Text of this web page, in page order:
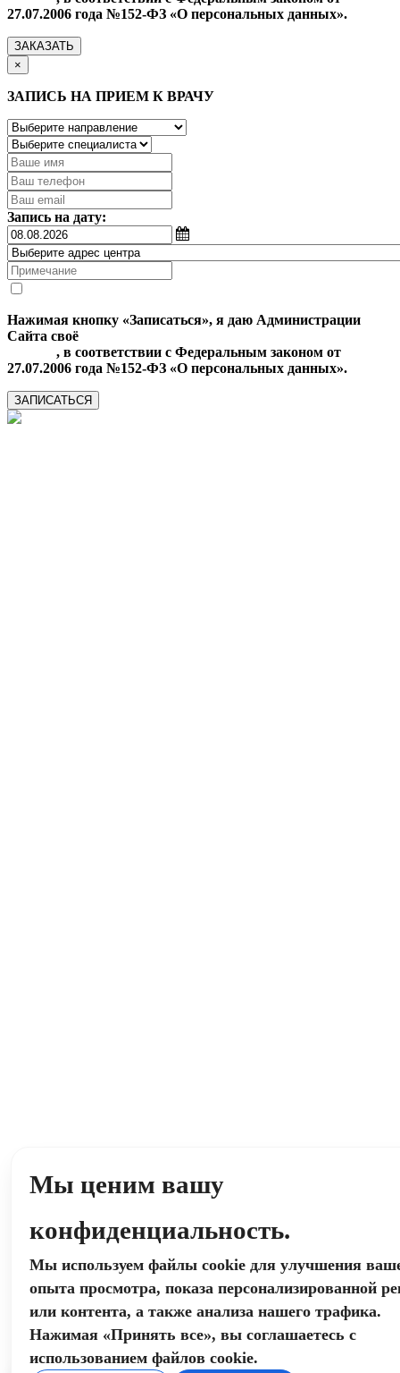
27.07.2006 года №152-ФЗ «О персональных данных».
ЗАКАЗАТЬ
×
ЗАПИСЬ НА ПРИЕМ К ВРАЧУ
Запись на дату:
Нажимая кнопку «Записаться», я даю Администрации
Сайта своё
, в соответствии с Федеральным законом от
27.07.2006 года №152-ФЗ «О персональных данных».
ЗАПИСАТЬСЯ
Мы ценим вашу
конфиденциальность.
Мы используем файлы cookie для улучшения
опыта просмотра, показа персонализированной
или контента, а также анализа нашего трафика.
Нажимая «Принять все», вы соглашаетесь с
использованием файлов cookie.